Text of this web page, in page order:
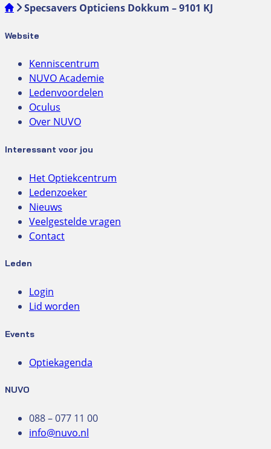
Specsavers Opticiens Dokkum – 9101 KJ
Website
Kenniscentrum
NUVO Academie
Ledenvoordelen
Oculus
Over NUVO
Interessant voor jou
Het Optiekcentrum
Ledenzoeker
Nieuws
Veelgestelde vragen
Contact
Leden
Login
Lid worden
Events
Optiekagenda
NUVO
088 – 077 11 00
info@nuvo.nl